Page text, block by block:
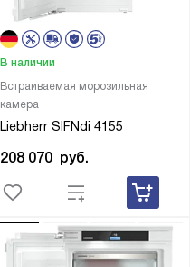
Встраиваемая морозильная
камера
Liebherr SIFNdi 4155
В наличии
208 070 руб.